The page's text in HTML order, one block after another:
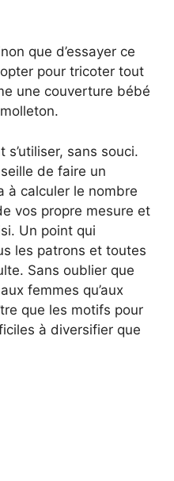
que d’essayer ce
pour tricoter tout
une couverture bébé
sans souci.
de faire un
à calculer le nombre
vos propre mesure et
Un point qui
les patrons et toutes
Sans oublier que
femmes qu’aux
que les motifs pour
à diversifier que